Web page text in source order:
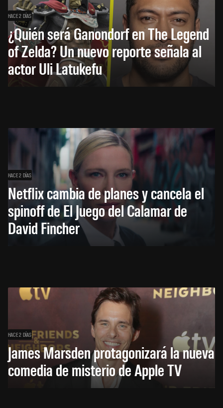
HACE 2 DÍAS
¿Quién será Ganondorf en The Legend
of Zelda? Un nuevo reporte señala al
actor Uli Latukefu
HACE 2 DÍAS
Netflix cambia de planes y cancela el
spinoff de El Juego del Calamar de
David Fincher
HACE 2 DÍAS
James Marsden protagonizará la nueva
comedia de misterio de Apple TV